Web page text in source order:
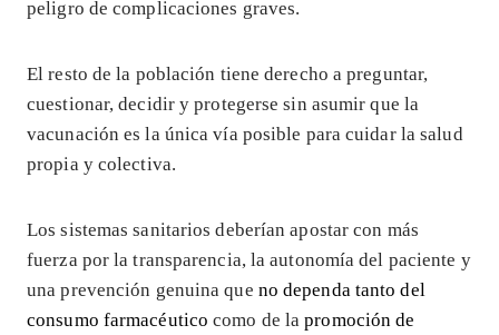
peligro de complicaciones graves.
El resto de la población tiene derecho a preguntar,
cuestionar, decidir y protegerse sin asumir que la
vacunación es la única vía posible para cuidar la salud
propia y colectiva.
Los sistemas sanitarios deberían apostar con más
fuerza por la transparencia, la autonomía del paciente y
una prevención genuina que no dependa tanto del
consumo farmacéutico como de lapromoción de